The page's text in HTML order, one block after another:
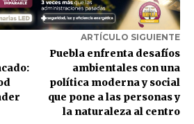
ARTÍCULO SIGUIENTE
Puebla enfrenta desafíos
ambientales con una
política moderna y social
que pone a las personas y
la naturaleza al centro